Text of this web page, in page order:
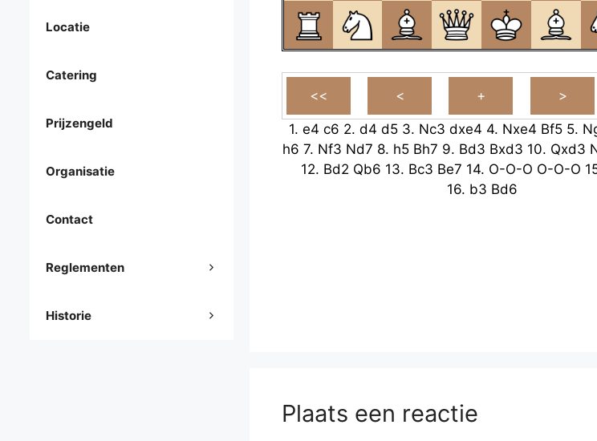
1. e4 c6 2. d4 d5 3. Nc3 dxe4 4. Nxe4 Bf5 5.
h6 7. Nf3 Nd7 8. h5 Bh7 9. Bd3 Bxd3 10. Qxd3
12. Bd2 Qb6 13. Bc3 Be7 14. O-O-O O-O-O
16. b3 Bd6
Plaats een reactie
Locatie
Catering
Prijzengeld
Organisatie
Contact
Reglementen
Historie